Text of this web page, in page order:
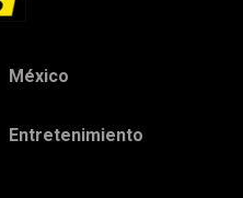
México
Entretenimiento